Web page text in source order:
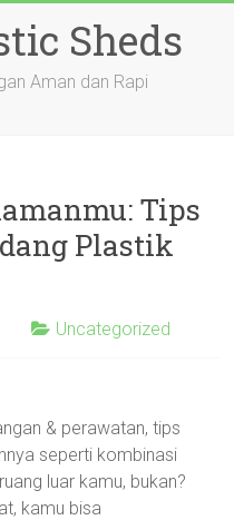
Sheds
Aman dan Rapi
Tips
Plastik
Uncategorized
& perawatan, tips
seperti kombinasi
luar kamu, bukan?
kamu bisa